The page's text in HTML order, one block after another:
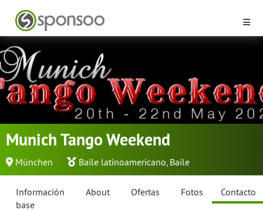
Munich Tango Weekend
München Baile latinoamericano, Baile
Información
base
About Ofertas Fotos Contacto